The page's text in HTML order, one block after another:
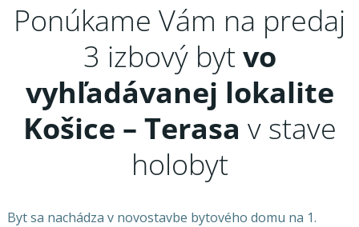
Ponúkame Vám na predaj
3 izbový bytvo
vyhľadávanej lokalite
Košice – Terasa v stave
holobyt
Byt sa nachádza v novostavbe bytového domu na 1.